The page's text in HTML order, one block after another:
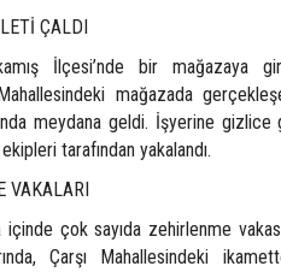
ÇALDI
İlçesi’nde bir mağazaya
mağazada
meydana geldi. İşyerine
tarafından yakalandı.
VAKALARI
çok sayıda zehirlenme
Çarşı Mahallesindeki